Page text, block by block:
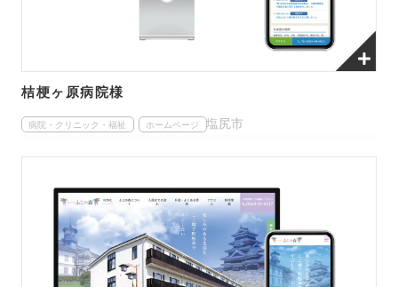
桔梗ヶ原病院様
病院・クリニック・福祉 ホームページ 塩尻市